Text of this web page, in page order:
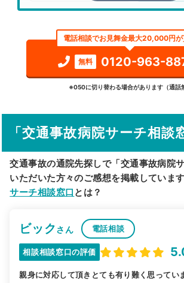
検索する
詳細条件で絞り込む
駅から探す 院
電話相談でお見舞金最大20,000円が
無料 0120-963-
※050に切り替わる場合があります（通話
「交通事故病院サーチ相談
交通事故の通院先探しで「交通事故病院
いただいた方々のご感想を掲載していま
サーチ相談窓口 とは？
ビックさん 電話相談
相談相談窓口の評価
親身に対応して頂きとても有り難く思ってい